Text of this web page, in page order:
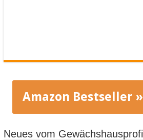
Amazon Bestseller »
Neues vom Gewächshausprofi